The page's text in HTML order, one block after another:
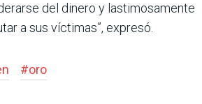
del dinero y lastimosamente
a sus víctimas”, expresó.
#oro